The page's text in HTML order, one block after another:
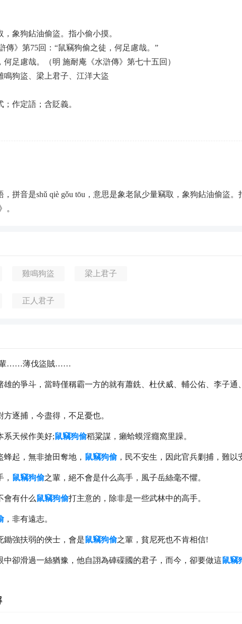
，象狗鉆油偷盜。指小偷小摸。
傳》第75回：“鼠竊狗偷之徒，何足慮哉。”
何足慮哉。（明 施耐庵《水滸傳》第七十五回）
鳴狗盜、梁上君子、江洋大盜
；作定語；含貶義。
拼音是shǔ qiè gǒu tōu，意思是象老鼠少量竊取，象狗鉆油偷盜。
。
雞鳴狗盜 梁上君子
正人君子
……薄伐盜賊……
雄的爭斗，當時僅稱霸一方的就有蕭銑、杜伏威、輔公佑、李子通
方逐捕，今盡得，不足憂也。
系天候作美好;鼠竊狗偷稻粱謀，癩蛤蟆淫癮窩里躁。
起，無非搶田奪地， 鼠竊狗偷，民不安生，因此官兵剿捕，難以
鼠竊狗偷之輩，絕不會是什么高手，風子岳絲毫不懼。
會有什么鼠竊狗偷打主意的，除非是一些武林中的高手。
，非有遠志。
鋤強扶弱的俠士，會是鼠竊狗偷之輩，貧尼死也不肯相信!
中卻滑過一絲猶豫，他自詡為硨磲國的君子，而今，卻要做這鼠竊